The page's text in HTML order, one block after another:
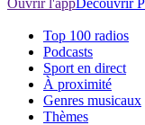
Ouvrir l'appDécouvrir
Top 100 radios
Podcasts
Sport en direct
À proximité
Genres musicaux
Thèmes